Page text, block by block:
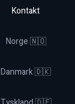
Kontakt
Norge 🇳🇴
Danmark 🇩🇰